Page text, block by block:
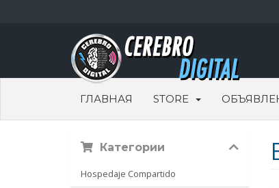
ГЛАВНАЯ STORE
Категории
Hospedaje Compartido